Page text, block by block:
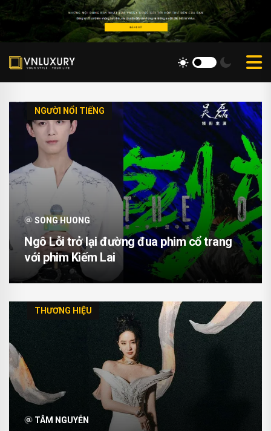
NGƯỜI NỔI TIẾNG
SONG HUONG
Ngô Lỗi trở lại đường đua phim cổ trang
với phim Kiếm Lai
THƯƠNG HIỆU
TÂM NGUYỄN